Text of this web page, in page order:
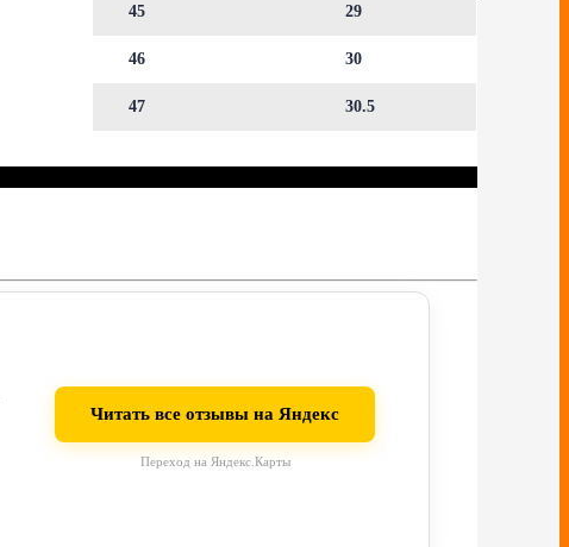
45 29
46 30
47 30.5
Читать все отзывы на Яндекс
Переход на Яндекс.Карты